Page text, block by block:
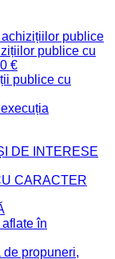
publice
publice cu
€
publice cu
DE INTERESE
CARACTER
în
de propuneri,